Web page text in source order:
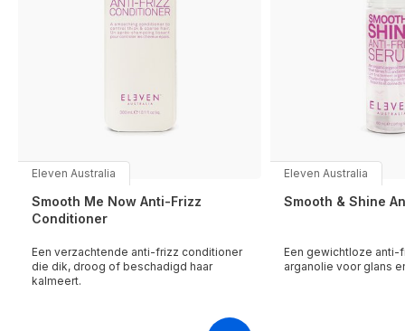
Eleven Australia
Smooth Me Now Anti-Frizz
Conditioner
Een verzachtende anti-frizz conditioner
die dik, droog of beschadigd haar
kalmeert.
Eleven Australia
Smooth & Shine
Een gewichtloze anti-
arganolie voor glans